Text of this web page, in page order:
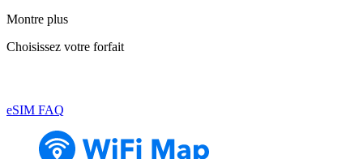
Montre plus
Choisissez votre forfait
eSIM FAQ